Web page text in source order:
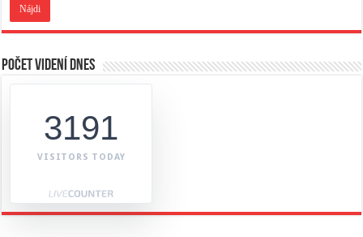
Počet videní dnes
3191
VISITORS TODAY